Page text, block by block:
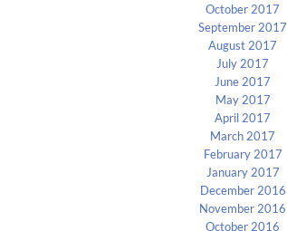
October 2017
September 2017
August 2017
July 2017
June 2017
May 2017
April 2017
March 2017
February 2017
January 2017
December 2016
November 2016
October 2016